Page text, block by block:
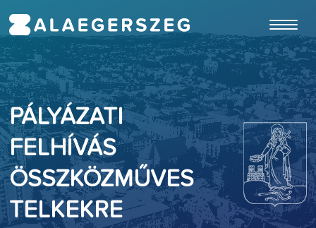
PÁLYÁZATI
FELHÍVÁS
ÖSSZKÖZMŰVES
TELKEKRE